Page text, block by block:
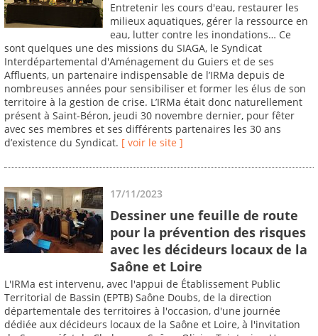
Entretenir les cours d'eau, restaurer les
milieux aquatiques, gérer la ressource en
eau, lutter contre les inondations… Ce
sont quelques une des missions du SIAGA, le Syndicat
Interdépartemental d'Aménagement du Guiers et de ses
Affluents, un partenaire indispensable de l’IRMa depuis de
nombreuses années pour sensibiliser et former les élus de son
territoire à la gestion de crise. L’IRMa était donc naturellement
présent à Saint-Béron, jeudi 30 novembre dernier, pour fêter
avec ses membres et ses différents partenaires les 30 ans
d’existence du Syndicat. [ voir le site ]
17/11/2023
Dessiner une feuille de route
pour la prévention des risques
avec les décideurs locaux de la
Saône et Loire
L'IRMa est intervenu, avec l'appui de Établissement Public
Territorial de Bassin (EPTB) Saône Doubs, de la direction
départementale des territoires à l'occasion, d'une journée
dédiée aux décideurs locaux de la Saône et Loire, à l'invitation